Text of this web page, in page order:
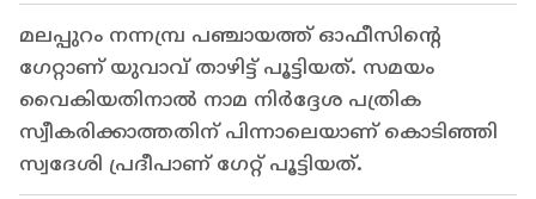
മലപ്പുറം നന്നമ്പ്ര പഞ്ചായത്ത് ഓഫീസിന്‍റെ
ഗേറ്റാണ് യുവാവ് താഴിട്ട് പൂട്ടിയത്. സമയം
വൈകിയതിനാല്‍ നാമ നിർദ്ദേശ പത്രിക
സ്വീകരിക്കാത്തതിന് പിന്നാലെയാണ് കൊടിഞ്ഞി
സ്വദേശി പ്രദീപാണ് ഗേറ്റ് പൂട്ടിയത്.